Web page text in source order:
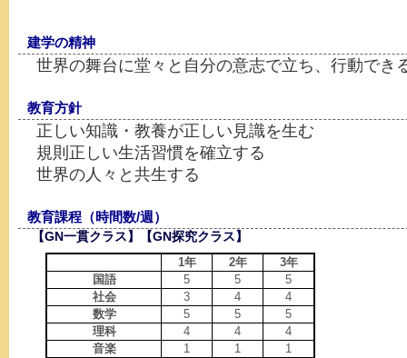
建学の精神
世界の舞台に堂々と自分の意志で立ち、行動でき
教育方針
正しい知識・教養が正しい見識を生む
規則正しい生活習慣を確立する
世界の人々と共生する
教育課程（時間数/週）
【GN一貫クラス】【GN探究クラス】
1年 2年
3年
国語
5 5
5
社会
3 4
4
数学
5 5
5
理科
4 4
4
音楽
1 1
1